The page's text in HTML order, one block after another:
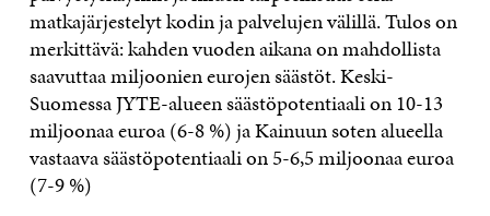
matkajärjestelyt kodin ja palvelujen välillä. Tulos on
merkittävä: kahden vuoden aikana on mahdollista
saavuttaa miljoonien eurojen säästöt. Keski-
Suomessa JYTE-alueen säästöpotentiaali on 10-13
miljoonaa euroa (6-8 %) ja Kainuun soten alueella
vastaava säästöpotentiaali on 5-6,5 miljoonaa euroa
(7-9 %)